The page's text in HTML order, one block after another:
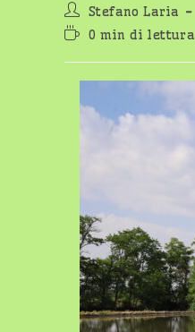
Autore
dell'articolo:
Stefano Laria
Tempo
lettura:
0 min di lettura